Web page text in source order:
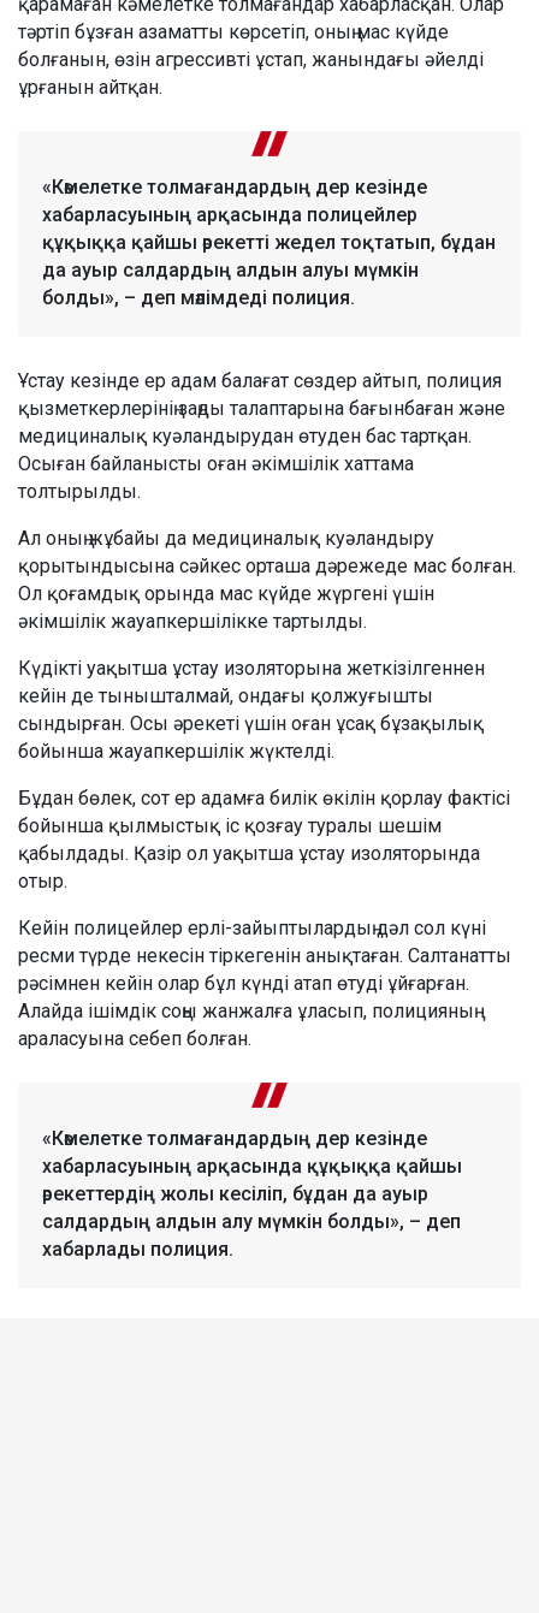
қарамаған кәмелетке толмағандар хабарласқан. Олар
тәртіп бұзған азаматты көрсетіп, оның мас күйде
болғанын, өзін агрессивті ұстап, жанындағы әйелді
ұрғанын айтқан.
«Кәмелетке толмағандардың дер кезінде
хабарласуының арқасында полицейлер
құқыққа қайшы әрекетті жедел тоқтатып, бұдан
да ауыр салдардың алдын алуы мүмкін
болды», – деп мәлімдеді полиция.
Ұстау кезінде ер адам балағат сөздер айтып, полиция
қызметкерлерінің заңды талаптарына бағынбаған және
медициналық куәландырудан өтуден бас тартқан.
Осыған байланысты оған әкімшілік хаттама
толтырылды.
Ал оның жұбайы да медициналық куәландыру
қорытындысына сәйкес орташа дәрежеде мас болған.
Ол қоғамдық орында мас күйде жүргені үшін
әкімшілік жауапкершілікке тартылды.
Күдікті уақытша ұстау изоляторына жеткізілгеннен
кейін де тынышталмай, ондағы қолжуғышты
сындырған. Осы әрекеті үшін оған ұсақ бұзақылық
бойынша жауапкершілік жүктелді.
Бұдан бөлек, сот ер адамға билік өкілін қорлау фактісі
бойынша қылмыстық іс қозғау туралы шешім
қабылдады. Қазір ол уақытша ұстау изоляторында
отыр.
Кейін полицейлер ерлі-зайыптылардың дәл сол күні
ресми түрде некесін тіркегенін анықтаған. Салтанатты
рәсімнен кейін олар бұл күнді атап өтуді ұйғарған.
Алайда ішімдік соңы жанжалға ұласып, полицияның
араласуына себеп болған.
«Кәмелетке толмағандардың дер кезінде
хабарласуының арқасында құқыққа қайшы
әрекеттердің жолы кесіліп, бұдан да ауыр
салдардың алдын алу мүмкін болды», – деп
хабарлады полиция.